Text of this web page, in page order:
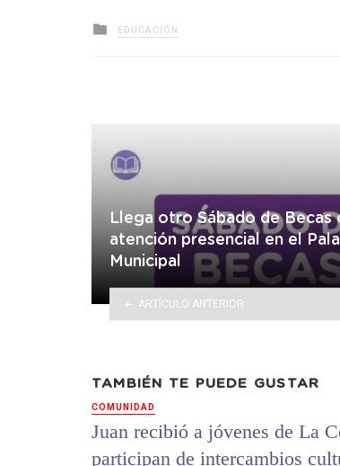
Posted
in
EDUCACIÓN
Llega otro Sábado de Becas
atención presencial en el
Municipal
ARTÍCULO ANTERIOR
TAMBIÉN TE PUEDE GUSTAR
COMUNIDAD
Juan recibió a jóvenes de La
participan de intercambios